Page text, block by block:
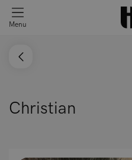
Menu
Christian